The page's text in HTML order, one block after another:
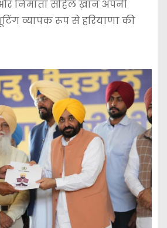
निर्माता सोहेल ख़ान अपनी
व्यापक रूप से हरियाणा की